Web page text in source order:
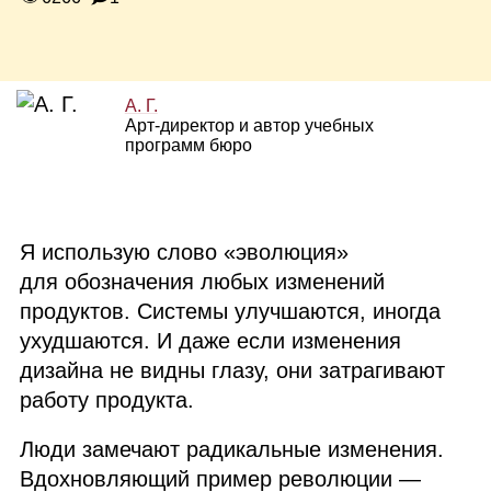
А. Г.
Арт‑директор и автор учебных
программ бюро
Я использую слово «эволюция»
для обозначения любых изменений
продуктов. Системы улучшаются, иногда
ухудшаются. И даже если изменения
дизайна не видны глазу, они затрагивают
работу продукта.
Люди замечают радикальные изменения.
Вдохновляющий пример революции —